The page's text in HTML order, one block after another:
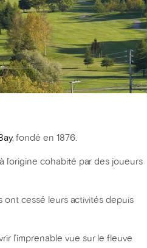
, fondé en 1876.
l’origine cohabité par des joueurs
ont cessé leurs activités depuis
l’imprenable vue sur le fleuve